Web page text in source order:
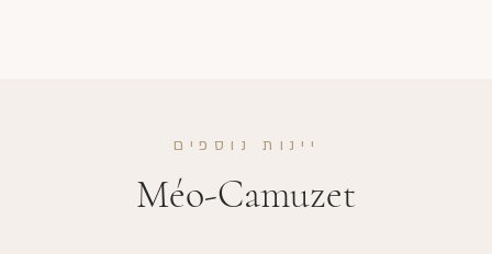
יינות נוספים
Méo-Camuzet